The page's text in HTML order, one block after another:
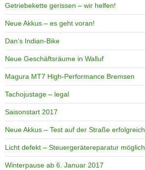
Getriebekette gerissen – wir helfen!
Neue Akkus – es geht voran!
Dan’s Indian-Bike
Neue Geschäftsräume in Walluf
Magura MT7 High-Performance Bremsen
Tachojustage – legal
Saisonstart 2017
Neue Akkus – Test auf der Straße erfolgreich
Licht defekt – Steuergerätereparatur möglich
Winterpause ab 6. Januar 2017